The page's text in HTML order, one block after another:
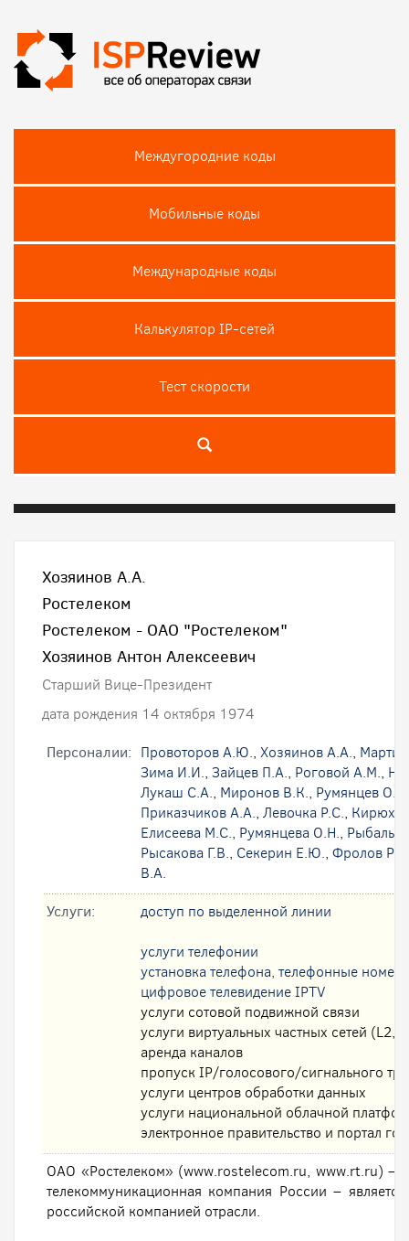
Междугородние коды
Мобильные коды
Международные коды
Калькулятор IP-сетей
Тест скороcти
Хозяинов А.А.
Ростелеком
Ростелеком - ОАО "Ростелеком"
Хозяинов Антон Алексеевич
Старший Вице-Президент
дата рождения 14 октября 1974
Персоналии: Провоторов А.Ю., Хозяинов А.А.,
Зима И.И., Зайцев П.А., Роговой А.М.,
Лукаш С.А., Миронов В.К., Румянцев О.В.
Приказчиков А.А., Левочка Р.С.,
Елисеева М.С., Румянцева О.Н.,
Рысакова Г.В., Секерин Е.Ю., Фролов Р.А.
В.А.
Услуги:
доступ по выделенной линии
услуги телефонии
установка телефона, телефонные номера
цифровое телевидение IPTV
услуги сотовой подвижной связи
услуги виртуальных частных сетей (L2,
аренда каналов
пропуск IP/голосового/сигнального
услуги центров обработки данных
услуги национальной облачной
электронное правительство и портал
ОАО «Ростелеком» (www.rostelecom.ru, www.rt.ru) –
телекоммуникационная компания России –
российской компанией отрасли.